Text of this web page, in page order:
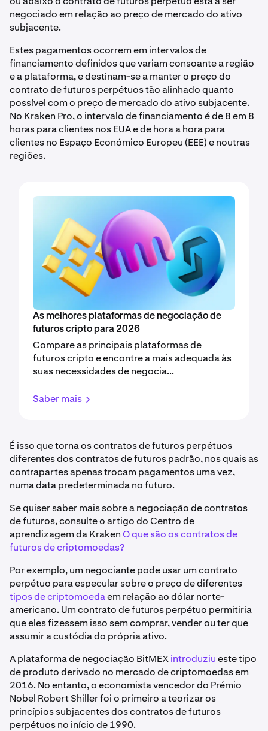
negociado em relação ao preço de mercado do ativo
subjacente.
Estes pagamentos ocorrem em intervalos de
financiamento definidos que variam consoante a região
e a plataforma, e destinam-se a manter o preço do
contrato de futuros perpétuos tão alinhado quanto
possível com o preço de mercado do ativo subjacente.
No Kraken Pro, o intervalo de financiamento é de 8 em 8
horas para clientes nos EUA e de hora a hora para
clientes no Espaço Económico Europeu (EEE) e noutras
regiões.
As melhores plataformas de negociação de
futuros cripto para 2026
Compare as principais plataformas de
futuros cripto e encontre a mais adequada às
suas necessidades de negocia...
Saber mais
É isso que torna os contratos de futuros perpétuos
diferentes dos contratos de futuros padrão, nos quais as
contrapartes apenas trocam pagamentos uma vez,
numa data predeterminada no futuro.
Se quiser saber mais sobre a negociação de contratos
de futuros, consulte o artigo do Centro de
aprendizagem da Kraken O que são os contratos de
futuros de criptomoedas?
Por exemplo, um negociante pode usar um contrato
perpétuo para especular sobre o preço de diferentes
tipos de criptomoedaem relação ao dólar norte-
americano. Um contrato de futuros perpétuo permitiria
que eles fizessem isso sem comprar, vender ou ter que
assumir a custódia do própria ativo.
A plataforma de negociação BitMEXintroduziueste tipo
de produto derivado no mercado de criptomoedas em
2016. No entanto, o economista vencedor do Prémio
Nobel Robert Shiller foi o primeiro a teorizar os
princípios subjacentes dos contratos de futuros
perpétuos no início de 1990.